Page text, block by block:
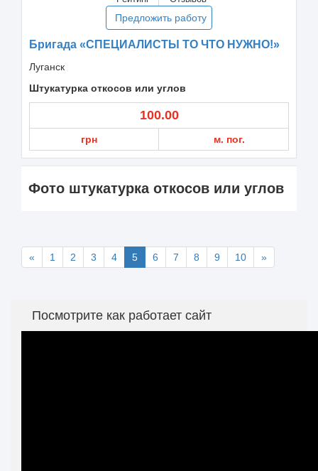
Предложить работу
Бригада «СПЕЦИАЛИСТЫ ТО ЧТО НУЖНО!»
Луганск
Штукатурка откосов или углов
100.00
грн м. пог.
Фото штукатурка откосов или углов
« 1 2 3 4 5 6 7 8 9 10 »
Посмотрите как работает сайт